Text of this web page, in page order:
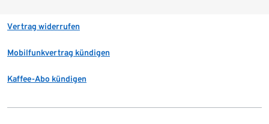
Vertrag widerrufen
Mobilfunkvertrag kündigen
Kaffee-Abo kündigen